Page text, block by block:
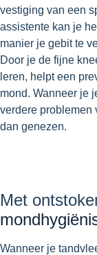
vestiging van een
assistente kan je
manier je gebit te
Door je de fijne
leren, helpt een
mond. Wanneer je
verdere problemen
dan genezen.
Met
Wanneer je